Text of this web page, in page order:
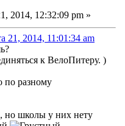
2014, 12:32:09 pm »
21, 2014, 11:01:34 am
к ВелоПитеру. )
по разному
но школы у них нету